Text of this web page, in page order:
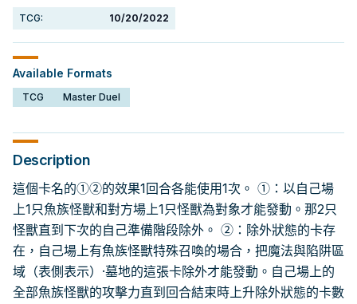
TCG: 10/20/2022
Available Formats
TCG Master Duel
Description
這個卡名的①②的效果1回合各能使用1次。 ①：以自己場
上1只魚族怪獸和對方場上1只怪獸為對象才能發動。那2只
怪獸直到下次的自己準備階段除外。 ②：除外狀態的卡存
在，自己場上有魚族怪獸特殊召喚的場合，把魔法與陷阱區
域（表側表示）·墓地的這張卡除外才能發動。自己場上的
全部魚族怪獸的攻擊力直到回合結束時上升除外狀態的卡數